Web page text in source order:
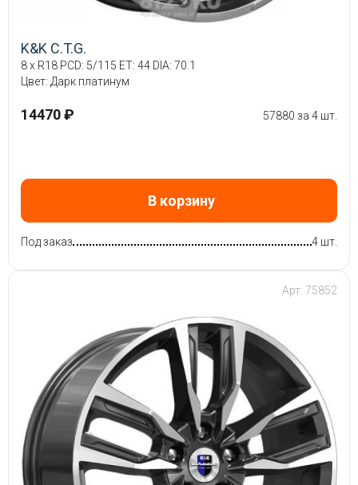
K&K C.T.G.
8 x R18 PCD: 5/115 ET: 44 DIA: 70.1
Цвет: Дарк платинум
14470 ₽ 57880 за 4 шт.
В корзину
Под заказ 4 шт.
Арт: 75852